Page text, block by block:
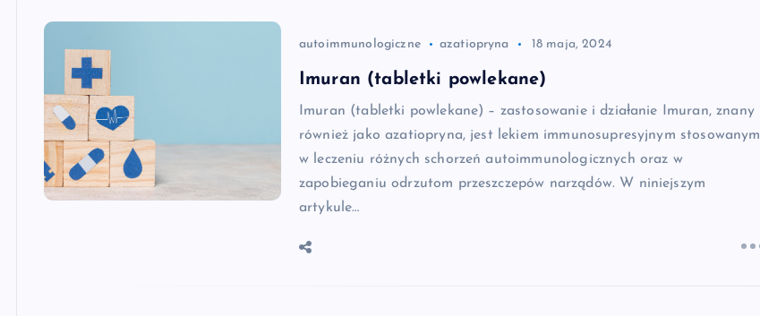
autoimmunologiczne azatiopryna 18 maja, 2024
Imuran (tabletki powlekane)
Imuran (tabletki powlekane) – zastosowanie i działanie Imuran, znany
również jako azatiopryna, jest lekiem immunosupresyjnym stosowanym
w leczeniu różnych schorzeń autoimmunologicznych oraz w
zapobieganiu odrzutom przeszczepów narządów. W niniejszym
artykule…